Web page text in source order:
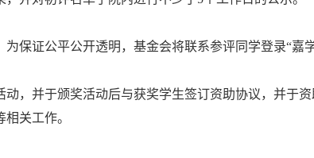
为保证公平公开透明，基金会将联系参评同学登录“嘉
， 并于颁奖活动后与获奖学生签订资助协议，并于
关工作。